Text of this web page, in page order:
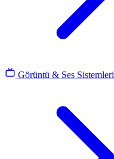
Görüntü & Ses Sistemleri